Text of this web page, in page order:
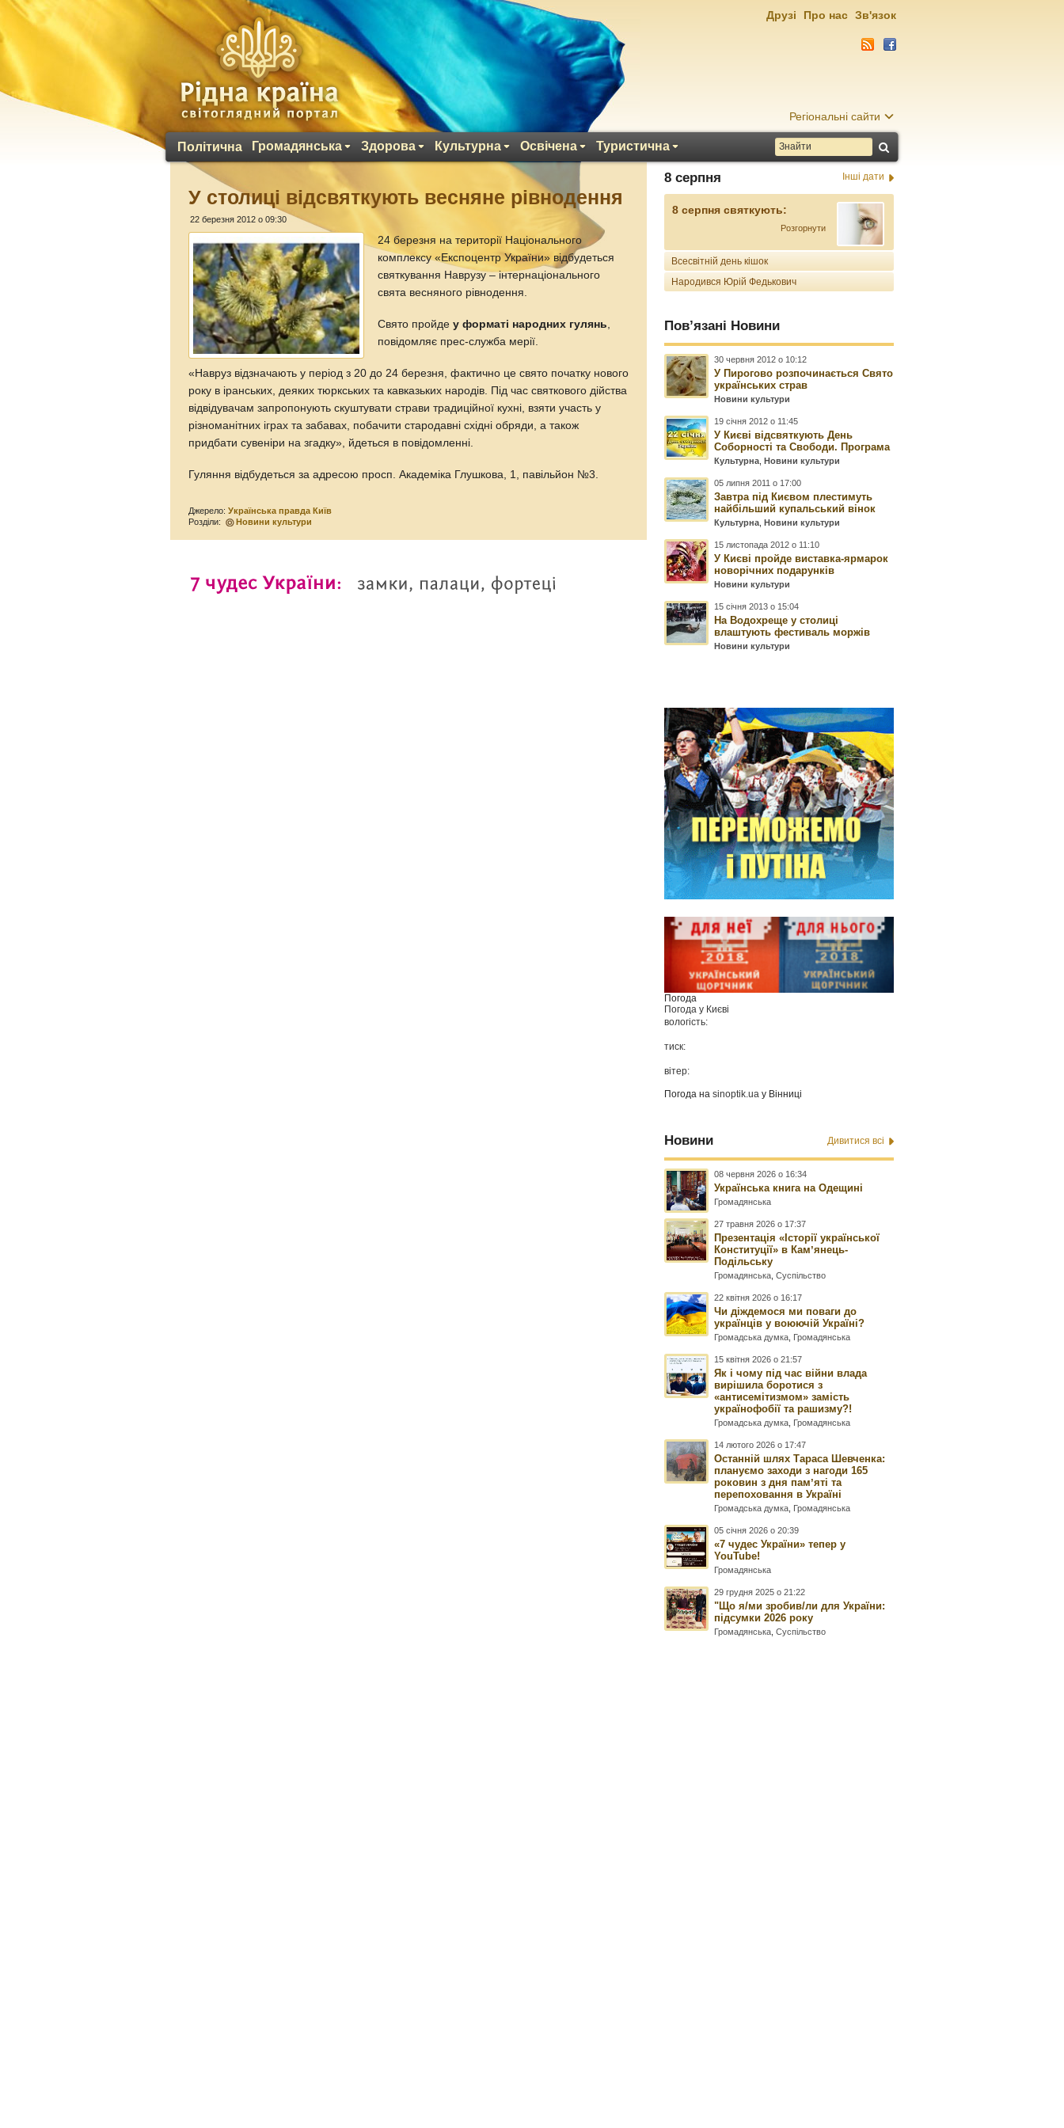
Регіональні сайти
Політична Громадянська Здорова Культурна Освічена Туристична
Друзі Про нас Зв'язок
У столиці відсвяткують весняне рівнодення
22 березня 2012 о 09:30
24 березня на території Національного
комплексу «Експоцентр України» відбудеться
святкування Наврузу – інтернаціонального
свята весняного рівнодення.
Свято пройдеу форматі народних гулянь
повідомляє прес-служба мерії.
«Навруз відзначають у період з 20 до 24 березня, фактично це свято початку нового
року в іранських, деяких тюркських та кавказьких народів. Під час святкового дійства
відвідувачам запропонують скуштувати страви традиційної кухні, взяти участь у
різноманітних іграх та забавах, побачити стародавні східні обряди, а також
придбати сувеніри на згадку», йдеться в повідомленні.
Гуляння відбудеться за адресою просп. Академіка Глушкова, 1, павільйон №3.
Джерело:Українська правда Київ
Розділи:
Новини культури
8 серпня Інші дати
8 серпня святкують:
Розгорнути
Всесвітній день кішок
Народився Юрій Федькович
Пов’язані Новини
30 червня 2012 о 10:12
У Пирогово розпочинається Свято
українських страв
Новини культури
19 січня 2012 о 11:45
У Києві відсвяткують День
Соборності та Свободи. Програма
Культурна Новини культури
05 липня 2011 о 17:00
Завтра під Києвом плестимуть
найбільший купальський вінок
Культурна Новини культури
15 листопада 2012 о 11:10
У Києві пройде виставка-ярмарок
новорічних подарунків
Новини культури
15 січня 2013 о 15:04
На Водохреще у столиці
влаштують фестиваль моржів
Новини культури
Погода
Погода у Києві
вологість:
тиск:
вітер:
Погода наsinoptik.ua у Вінниці
Новини Дивитися всі
08 червня 2026 о 16:34
Українська книга на Одещині
Громадянська
27 травня 2026 о 17:37
Презентація «Історії української
Конституції» в Камʼянець-
Подільську
Громадянська ,Суспільство
22 квітня 2026 о 16:17
Чи діждемося ми поваги до
українців у воюючій Україні?
Громадська думка Громадянська
15 квітня 2026 о 21:57
Як і чому під час війни влада
вирішила боротися з
«антисемітизмом» замість
українофобії та рашизму?!
Громадська думка Громадянська
14 лютого 2026 о 17:47
Останній шлях Тараса Шевченка:
плануємо заходи з нагоди 165
роковин з дня памʼяті та
перепоховання в Україні
Громадська думка Громадянська
05 січня 2026 о 20:39
«7 чудес України» тепер у
YouTube!
Громадянська
29 грудня 2025 о 21:22
"Що я/ми зробив/ли для України:
підсумки 2026 року
Громадянська ,Суспільство